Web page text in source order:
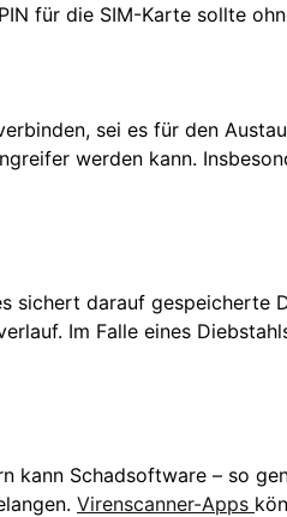
für die SIM-Karte sollte
sei es für den
werden kann.
sichert darauf gespeicherte
Im Falle eines
kann Schadsoftware – so
Virenscanner-Apps